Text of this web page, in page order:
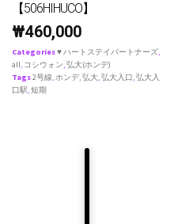
【506HIHUCO】
₩460,000
Categories♥ ハートステイパートナーズ,
all, コシウォン,弘大(ホンデ)
Tags2号線,ホンデ,弘大,弘大入口,弘大入
口駅,短期